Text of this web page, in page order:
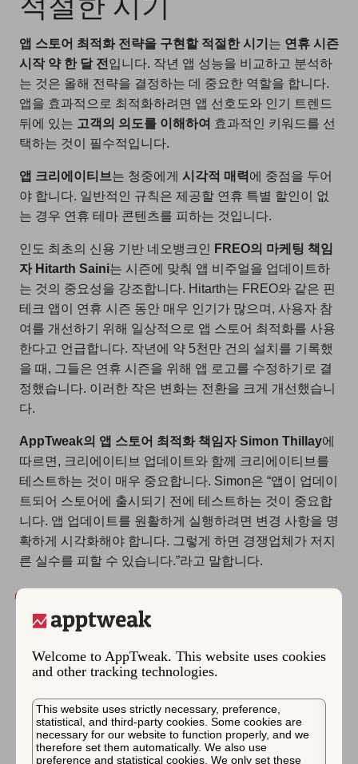
Welcome to AppTweak. This website uses cookies
and other tracking technologies.
This website uses strictly necessary, preference,
statistical, and third-party cookies. Some cookies are
necessary for our website to function properly, and we
therefore set them automatically. We also use
preference and statistical cookies. We only set these
앱 스토어 최적화 전략을 구현할 적절한 시기 는 연휴 시즌
시작 약 한 달 전 입니다. 작년 앱 성능을 비교하고 분석하
는 것은 올해 전략을 결정하는 데 중요한 역할을 합니다.
앱을 효과적으로 최적화하려면 앱 선호도와 인기 트렌드
뒤에 있는 고객의 의도를 이해하여 효과적인 키워드를 선
택하는 것이 필수적입니다.
앱 크리에이티브는 청중에게 시각적 매력 에 중점을 두어
야 합니다. 일반적인 규칙은 제공할 연휴 특별 할인이 없
는 경우 연휴 테마 콘텐츠를 피하는 것입니다.
인도 최초의 신용 기반 네오뱅크인
FREO의 마케팅 책임
자 Hitarth Saini는 시즌에 맞춰 앱 비주얼을 업데이트하
는 것의 중요성을 강조합니다. Hitarth는 FREO와 같은 핀
테크 앱이 연휴 시즌 동안 매우 인기가 많으며, 사용자 참
여를 개선하기 위해 일상적으로 앱 스토어 최적화를 사용
한다고 언급합니다. 작년에 약 5천만 건의 설치를 기록했
을 때, 그들은 연휴 시즌을 위해 앱 로고를 수정하기로 결
정했습니다. 이러한 작은 변화는 전환을 크게 개선했습니
다.
AppTweak의 앱 스토어 최적화 책임자 Simon Thillay에
따르면, 크리에이티브 업데이트와 함께 크리에이티브를
테스트하는 것이 매우 중요합니다. Simon은 “앱이 업데이
트되어 스토어에 출시되기 전에 테스트하는 것이 중요합
니다. 앱 업데이트를 원활하게 실행하려면 변경 사항을 명
확하게 시각화해야 합니다. 그렇게 하면 경쟁업체가 저지
른 실수를 피할 수 있습니다.”라고 말합니다.
는 방법을 알아보세요.
연휴 시즌을 앞두고 고려
해야 할 새롭게 부상하는
앱 스토어 최적화 트렌드